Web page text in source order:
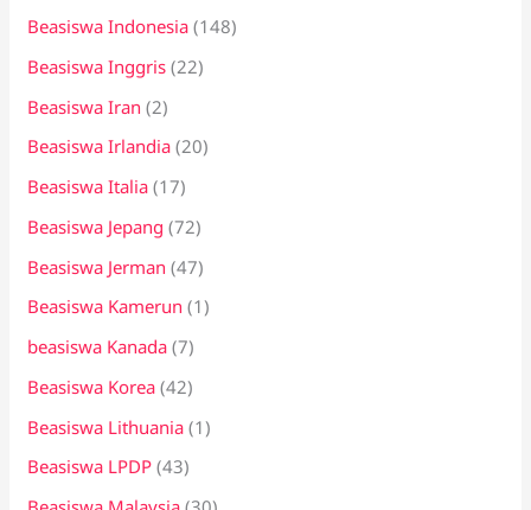
Beasiswa Indonesia (148)
Beasiswa Inggris (22)
Beasiswa Iran (2)
Beasiswa Irlandia (20)
Beasiswa Italia (17)
Beasiswa Jepang (72)
Beasiswa Jerman (47)
Beasiswa Kamerun (1)
beasiswa Kanada (7)
Beasiswa Korea (42)
Beasiswa Lithuania (1)
Beasiswa LPDP (43)